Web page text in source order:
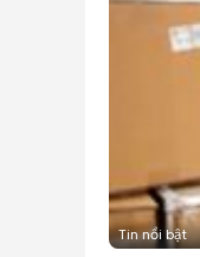
Tin nổi bật